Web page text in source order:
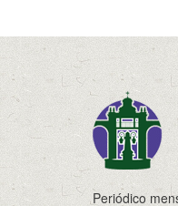
Periódico